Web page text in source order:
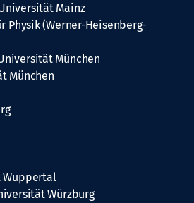
Mainz
Physik (Werner-Heisenberg-
München
München
Wuppertal
Würzburg